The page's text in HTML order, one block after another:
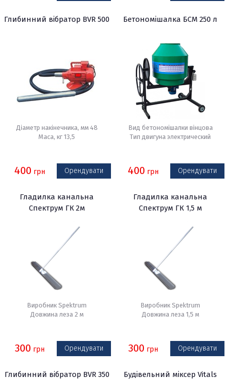
Глибинний вібратор BVR 500
Діаметр накінечника, мм 48
Маса, кг 13,5
400 грн Орендувати
Бетономішалка БСМ 250 л
Вид бетономішалки вінцова
Тип двигуна электрический
400 грн Орендувати
Гладилка канальна
Спектрум ГК 2м
Виробник Spektrum
Довжина леза 2 м
300 грн Орендувати
Гладилка канальна
Спектрум ГК 1,5 м
Виробник Spektrum
Довжина леза 1,5 м
300 грн Орендувати
Глибинний вібратор BVR 350
Будівельний міксер Vitals